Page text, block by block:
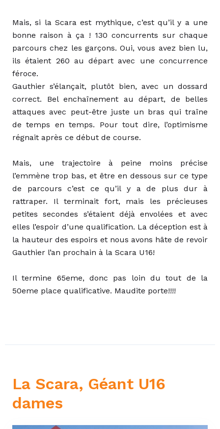
Mais, si la Scara est mythique, c’est qu’il y a une
bonne raison à ça ! 130 concurrents sur chaque
parcours chez les garçons. Oui, vous avez bien lu,
ils étaient 260 au départ avec une concurrence
féroce.
Gauthier s’élançait, plutôt bien, avec un dossard
correct. Bel enchaînement au départ, de belles
attaques avec peut-être juste un bras qui traîne
de temps en temps. Pour tout dire, l’optimisme
régnait après ce début de course.
Mais, une trajectoire à peine moins précise
l’emmène trop bas, et être en dessous sur ce type
de parcours c’est ce qu’il y a de plus dur à
rattraper. Il terminait fort, mais les précieuses
petites secondes s’étaient déjà envolées et avec
elles l’espoir d’une qualification. La déception est à
la hauteur des espoirs et nous avons hâte de revoir
Gauthier l’an prochain à la Scara U16!
Il termine 65eme, donc pas loin du tout de la
50eme place qualificative. Maudite porte!!!!
La Scara, Géant U16
dames